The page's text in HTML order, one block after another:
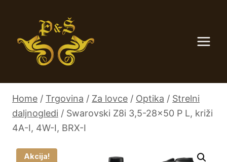
Home / Trgovina / Za lovce / Optika / Strelni
daljnogledi / Swarovski Z8i 3,5-28×50 P L, križi
4A-I, 4W-I, BRX-I
Akcija!